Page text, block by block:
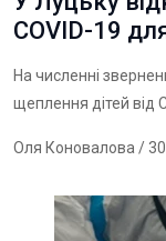
COVID-19
На численні
щеплення дітей від
Оля Коновалова /